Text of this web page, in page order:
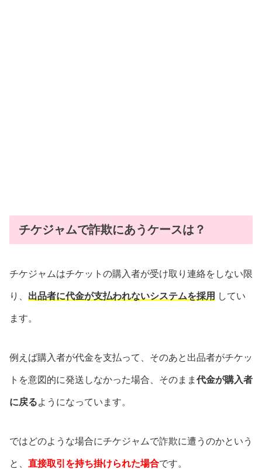
チケジャムで詐欺にあうケースは？
チケジャムはチケットの購入者が受け取り連絡をしない限
り、 出品者に代金が支払われないシステムを採用 してい
ます。
例えば購入者が代金を支払って、そのあと出品者がチケッ
トを意図的に発送しなかった場合、そのまま 代金が購入者
に戻るようになっています。
ではどのような場合にチケジャムで詐欺に遭うのかという
と、 直接取引を持ち掛けられた場合です。